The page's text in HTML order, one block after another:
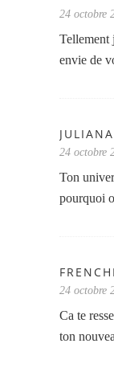
24 octobre
Tellement
envie de
JULIANA
24 octobre
Ton
pourquoi
24 octobre
Ca te
ton